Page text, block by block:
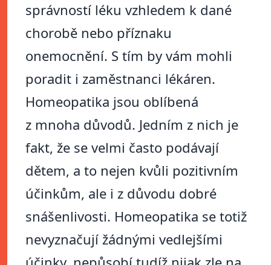
správností léku vzhledem k dané
chorobě nebo příznaku
onemocnění. S tím by vám mohli
poradit i zaměstnanci lékáren.
Homeopatika jsou oblíbená
z mnoha důvodů. Jedním z nich je
fakt, že se velmi často podávají
dětem, a to nejen kvůli pozitivním
účinkům, ale i z důvodu dobré
snášenlivosti. Homeopatika se totiž
nevyznačují žádnými vedlejšími